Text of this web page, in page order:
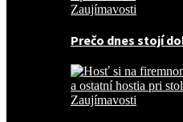
Zaujímavosti
Prečo dnes stojí
Zaujímavosti